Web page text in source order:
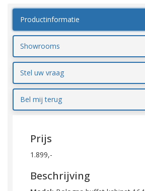
Productinformatie
Showrooms
Stel uw vraag
Bel mij terug
Prijs
1.899,-
Beschrijving